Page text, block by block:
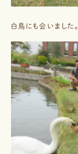
白鳥にも会いました。